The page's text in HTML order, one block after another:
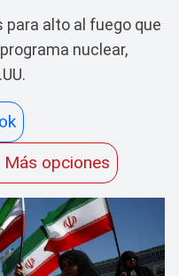
alto al fuego que
nuclear,
Más opciones